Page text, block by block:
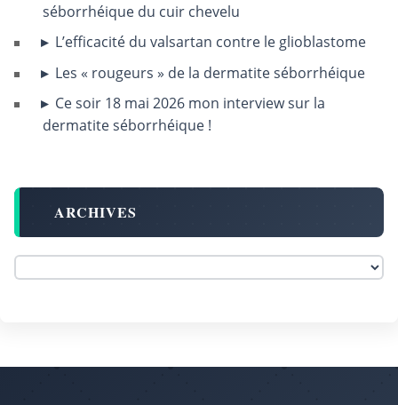
séborrhéique du cuir chevelu
L’efficacité du valsartan contre le glioblastome
Les « rougeurs » de la dermatite séborrhéique
Ce soir 18 mai 2026 mon interview sur la
dermatite séborrhéique !
ARCHIVES